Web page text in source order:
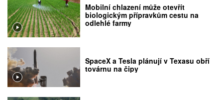
Mobilní chlazení může otevřít
biologickým přípravkům cestu na
odlehlé farmy
SpaceX a Tesla plánují v Texasu obří
továrnu na čipy